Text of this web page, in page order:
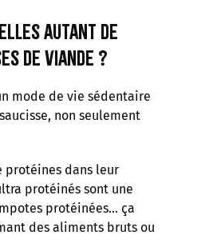
autant de
de viande ?
mode de vie sédentaire
non seulement
protéines dans leur
protéinés sont une
protéinées… ça
des aliments bruts ou